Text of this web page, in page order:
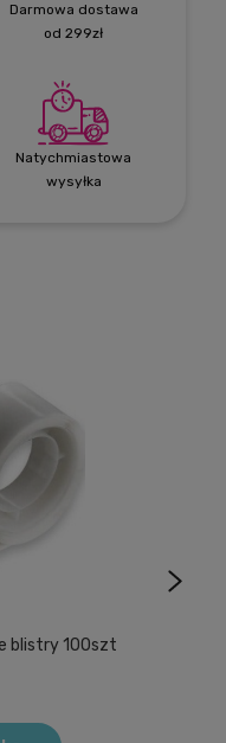
Darmowa dostawa
od 299zł
Natychmiastowa
wysyłka
blistry 100szt